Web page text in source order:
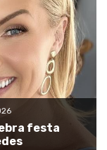
festa